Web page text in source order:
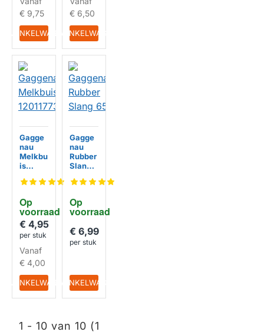
€ 9,75
IN WINKELWAGEN
€ 6,50
IN WINKELWAGEN
Op
voorraad
Gagge
nau
Melkbu
is
73
€ 4,95
per stuk
Vanaf
€ 4,00
IN WINKELWAGEN
Op
voorraad
Gagge
nau
Rubber
Slang 6
€ 6,99
per stuk
IN WINKELWAGEN
1 - 10 van 10 (1